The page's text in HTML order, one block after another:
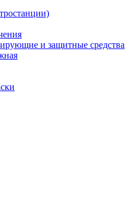
и защитные средства